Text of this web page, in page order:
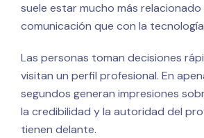
suele estar mucho más relacionado
comunicación que con la
Las personas toman decisiones
visitan un perfil profesional. En
segundos generan impresiones
la credibilidad y la autoridad del
tienen delante.